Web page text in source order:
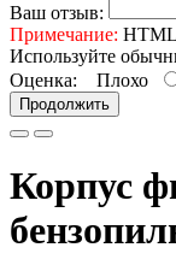
Ваш отзыв:
Примечание: HTML
Используйте
Оценка: Плохо
Продолжить
Корпус